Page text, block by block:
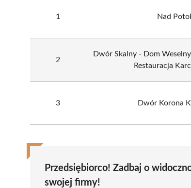
1 Nad
2
Dwór Skalny - Dom
Restauracja
3 Dwór Korona
Przedsiębiorco! Zadbaj o
swojej firmy!